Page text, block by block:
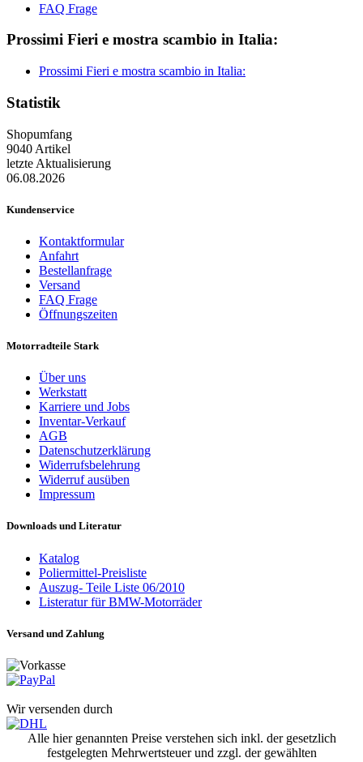
FAQ Frage
Prossimi Fieri e mostra scambio in Italia:
Prossimi Fieri e mostra scambio in Italia:
Statistik
Shopumfang
9040 Artikel
letzte Aktualisierung
06.08.2026
Kundenservice
Kontaktformular
Anfahrt
Bestellanfrage
Versand
FAQ Frage
Öffnungszeiten
Motorradteile Stark
Über uns
Werkstatt
Karriere und Jobs
Inventar-Verkauf
AGB
Datenschutzerklärung
Widerrufsbelehrung
Widerruf ausüben
Impressum
Downloads und Literatur
Katalog
Poliermittel-Preisliste
Auszug- Teile Liste 06/2010
Listeratur für BMW-Motorräder
Versand und Zahlung
Wir versenden durch
Alle hier genannten Preise verstehen sich inkl. der gesetzlich
festgelegten Mehrwertsteuer und zzgl. der gewählten